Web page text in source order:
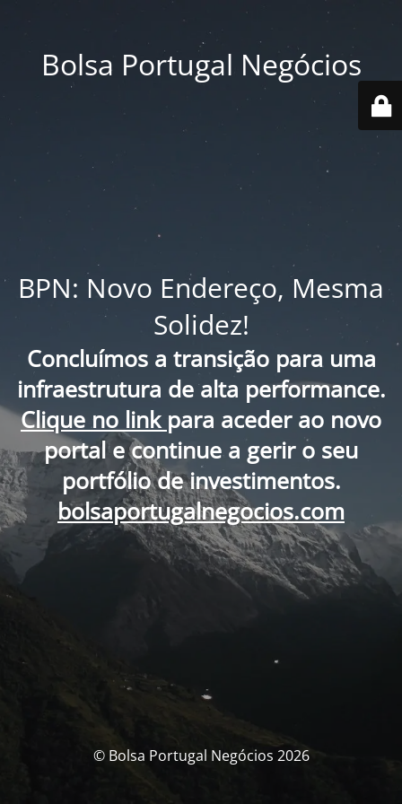
Bolsa Portugal Negócios
BPN: Novo Endereço, Mesma
Solidez!
Concluímos a transição para uma
infraestrutura de alta performance.
Clique no link para aceder ao novo
portal e continue a gerir o seu
portfólio de investimentos.
bolsaportugalnegocios.com
© Bolsa Portugal Negócios 2026